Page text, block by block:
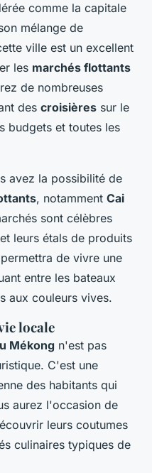
comme la capitale
mélange de
ville est un excellent
les marchés flottants
de nombreuses
des croisières sur le
budgets et toutes les
avez la possibilité de
, notamment Cai
sont célèbres
leurs étals de produits
de vivre une
entre les bateaux
aux couleurs vives.
locale
Mékong n'est pas
C'est une
des habitants qui
aurez l'occasion de
leurs coutumes
culinaires typiques de